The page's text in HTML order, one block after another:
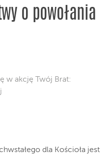
o powołania
w akcję Twój Brat:
dla Kościoła jest